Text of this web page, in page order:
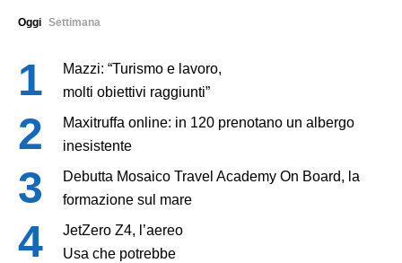
Oggi Settimana
Mazzi: “Turismo e lavoro,
molti obiettivi raggiunti”
Maxitruffa online: in 120 prenotano un albergo
inesistente
Debutta Mosaico Travel Academy On Board, la
formazione sul mare
JetZero Z4, l’aereo
Usa che potrebbe